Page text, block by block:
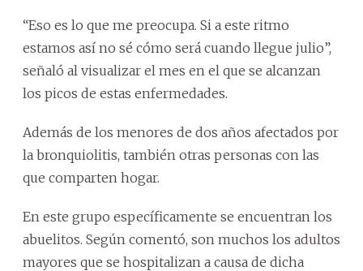
“Eso es lo que me preocupa. Si a este ritmo
estamos así no sé cómo será cuando llegue julio”,
señaló al visualizar el mes en el que se alcanzan
los picos de estas enfermedades.
Además de los menores de dos años afectados por
la bronquiolitis, también otras personas con las
que comparten hogar.
En este grupo específicamente se encuentran los
abuelitos. Según comentó, son muchos los adultos
mayores que se hospitalizan a causa de dicha